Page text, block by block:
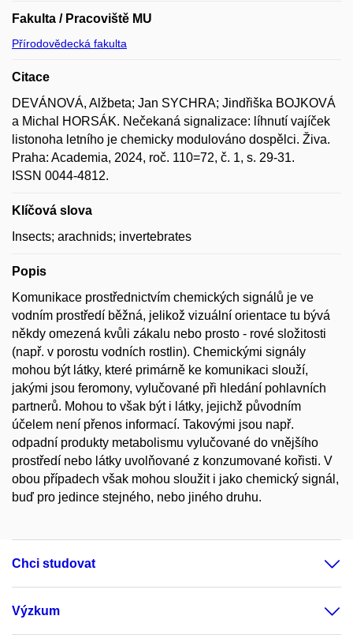
Fakulta / Pracoviště MU
Přírodovědecká fakulta
Citace
DEVÁNOVÁ, Alžbeta; Jan SYCHRA; Jindřiška BOJKOVÁ
a Michal HORSÁK. Nečekaná signalizace: líhnutí vajíček
listonoha letního je chemicky modulováno dospělci. Živa.
Praha: Academia, 2024, roč. 110=72, č. 1, s. 29-31.
ISSN 0044-4812.
Klíčová slova
Insects; arachnids; invertebrates
Popis
Komunikace prostřednictvím chemických signálů je ve
vodním prostředí běžná, jelikož vizuální orientace tu bývá
někdy omezená kvůli zákalu nebo prosto - rové složitosti
(např. v porostu vodních rostlin). Chemickými signály
mohou být látky, které primárně ke komunikaci slouží,
jakými jsou feromony, vylučované při hledání pohlavních
partnerů. Mohou to však být i látky, jejichž původním
účelem není přenos informací. Takovými jsou např.
odpadní produkty metabolismu vylučované do vnějšího
prostředí nebo látky uvolňované z konzumované kořisti. V
obou případech však mohou sloužit i jako chemický signál,
buď pro jedince stejného, nebo jiného druhu.
Chci studovat
Výzkum